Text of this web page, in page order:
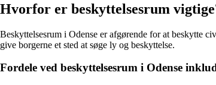
Hvorfor er beskyttelsesrum
Beskyttelsesrum i Odense er afgørende for at beskytte
give borgerne et sted at søge ly og beskyttelse.
Fordele ved beskyttelsesrum i Odense